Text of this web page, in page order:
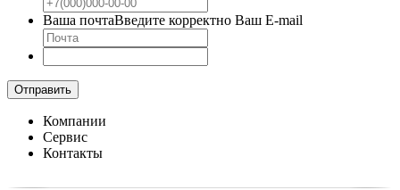
Ваша почтаВведите корректно Ваш E-mail
Отправить
Компании
Сервис
Контакты